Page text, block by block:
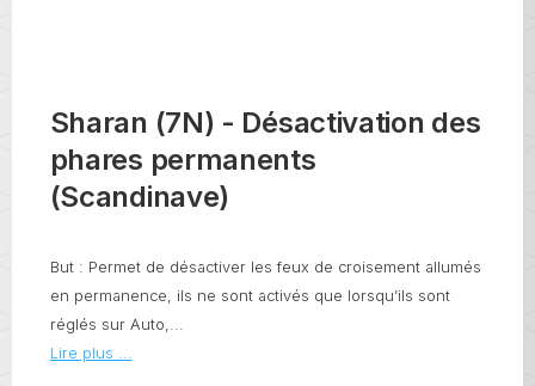
Sharan (7N) - Désactivation des
phares permanents
(Scandinave)
But : Permet de désactiver les feux de croisement allumés
en permanence, ils ne sont activés que lorsqu’ils sont
réglés sur Auto,...
Lire plus ...